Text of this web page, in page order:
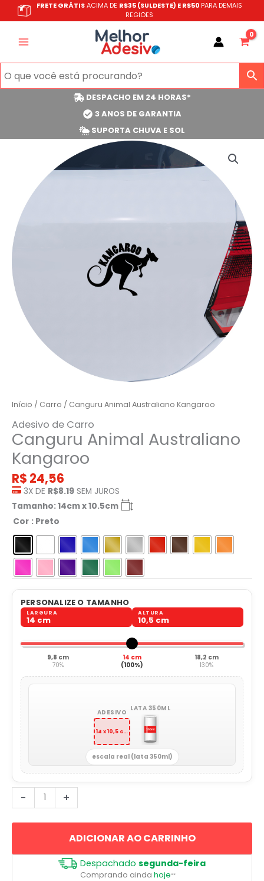
para
FRETE GRÁTISACIMA DE R$35 (SULDESTE) E R$50 PARA DEMAIS
REGIÕES
DESPACHO EM 24 HORAS*
3 ANOS DE GARANTIA
SUPORTA CHUVA E SOL
Início / Carro / Canguru Animal Australiano Kangaroo
Adesivo de Carro
Canguru Animal Australiano
Kangaroo
R$ 24,56
3X DE R$8.19 SEM JUROS
Tamanho: 14cm x 10.5cm
Cor : Preto
PERSONALIZE O TAMANHO
LARGURA
14 cm
ALTURA
10,5 cm
9,8 cm
70%
14 cm
(100%)
18,2 cm
130%
ADESIVO
14 x 10,5 cm
LATA 350ML
escala real (lata 350ml)
-
Canguru
Animal
Australiano
quantidade
+
ADICIONAR AO CARRINHO
Despachado segunda-feira
Comprando ainda hoje**